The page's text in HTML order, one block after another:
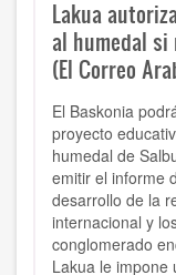
Lakua
al humedal
(El Correo
El Baskonia
proyecto
humedal de
emitir el informe
desarrollo de la
internacional y
conglomerado
Lakua le impone